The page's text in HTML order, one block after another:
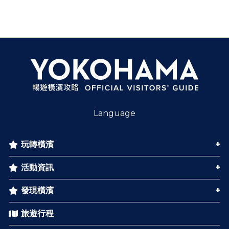
Language
玩轉橫濱
活動資訊
發現橫濱
旅遊行程